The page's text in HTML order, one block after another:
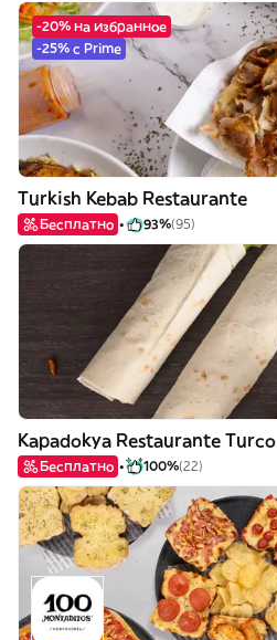
-20% на избранное
-25% с Prime
Turkish Kebab Restaurante
Бесплатно 93%(95)
Kapadokya Restaurante Turco
Бесплатно 100%(22)